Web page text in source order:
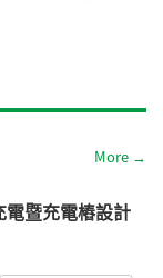
More →
電暨充電樁設計